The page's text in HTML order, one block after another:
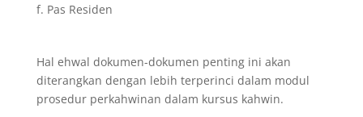
f. Pas Residen
Hal ehwal dokumen-dokumen penting ini akan
diterangkan dengan lebih terperinci dalam modul
prosedur perkahwinan dalam kursus kahwin.